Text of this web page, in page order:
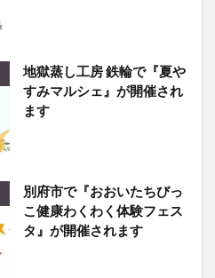
地獄蒸し工房 鉄輪で『夏や
すみマルシェ』が開催され
ます
別府市で『おおいたちびっ
こ健康わくわく体験フェス
タ』が開催されます